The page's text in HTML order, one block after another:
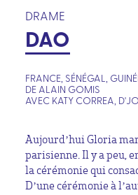
DRAME
DAO
FRANCE, SÉNÉGAL,
DE ALAIN GOMIS
AVEC KATY CORREA,
Aujourd’hui Gloria
parisienne. Il y a peu,
la cérémonie qui
D’une cérémonie à